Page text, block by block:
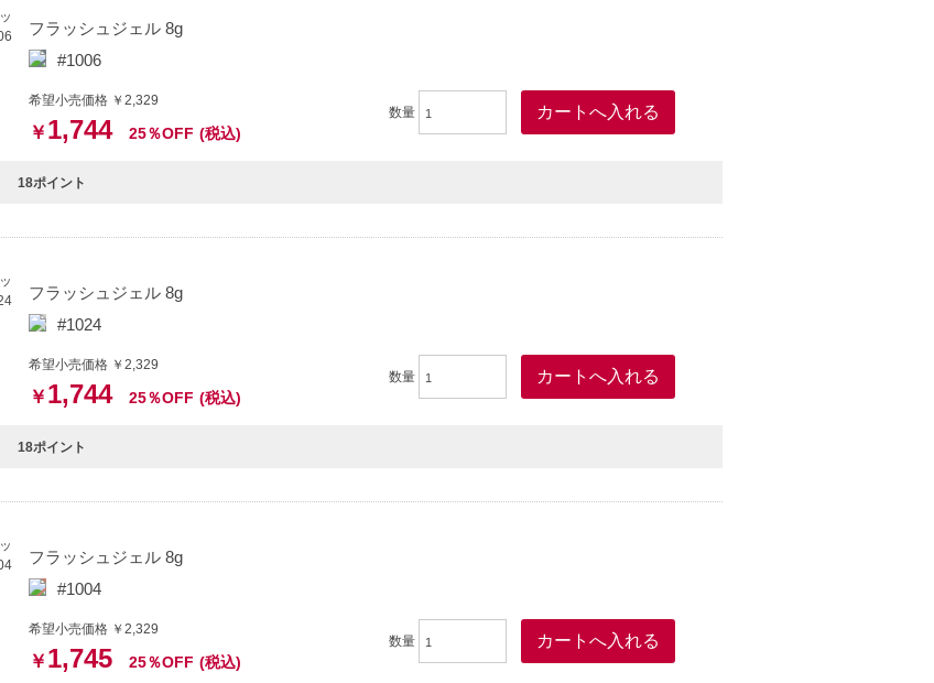
フラッシュジェル 8g
#1006
希望小売価格 ￥2,329
￥ 1,744 25％OFF (税込)
数量
18ポイント
フラッシュジェル 8g
#1024
希望小売価格 ￥2,329
￥ 1,744 25％OFF (税込)
数量
18ポイント
フラッシュジェル 8g
#1004
希望小売価格 ￥2,329
￥ 1,745 25％OFF (税込)
数量